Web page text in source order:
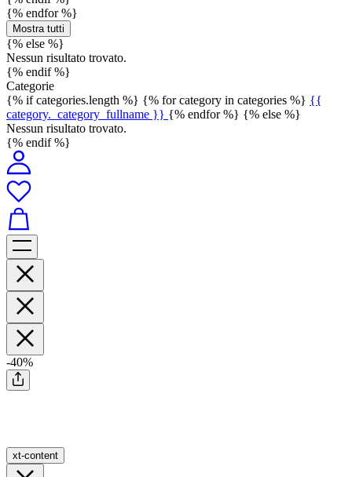
{% endfor %}
Mostra tutti
{% else %}
Nessun risultato trovato.
{% endif %}
Categorie
{% if categories.length %} {% for category in categories %} {{
category._category_fullname }} {% endfor %} {% else %}
Nessun risultato trovato.
{% endif %}
-40%
xt-content